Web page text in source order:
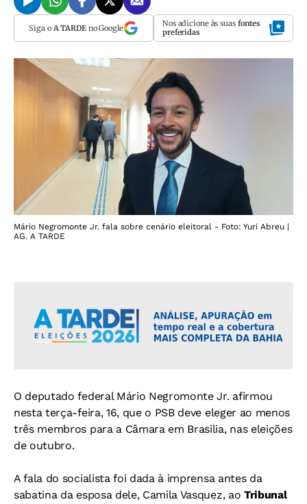
Siga o A TARDEno Google Nos adicione às suas fontes
preferidas
Mário Negromonte Jr. fala sobre cenário eleitoral - Foto: Yuri Abreu |
AG. A TARDE
O deputado federal Mário Negromonte Jr. afirmou
nesta terça-feira, 16, que o PSB deve eleger ao menos
três membros para a Câmara em Brasilia, nas eleições
de outubro.
A fala do socialista foi dada à imprensa antes da
sabatina da esposa dele, Camila Vasquez, ao Tribunal